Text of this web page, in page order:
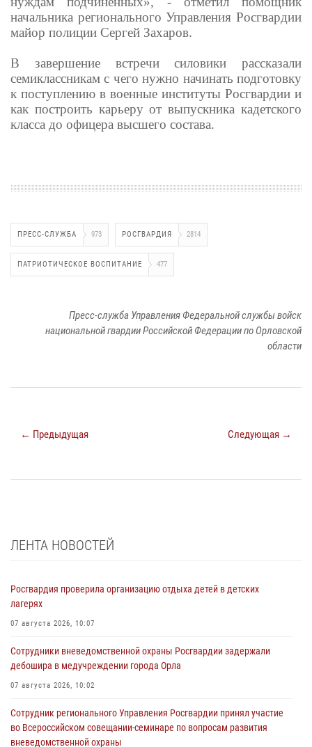
начальника регионального Управления Росгвардии
майор полиции Сергей Захаров.
В завершение встречи силовики рассказали
семиклассникам с чего нужно начинать подготовку
к поступлению в военные институты Росгвардии и
как построить карьеру от выпускника кадетского
класса до офицера высшего состава.
ПРЕСС-СЛУЖБА 973 РОСГВАРДИЯ 2814
ПАТРИОТИЧЕСКОЕ ВОСПИТАНИЕ 477
Пресс-служба Управления Федеральной службы войск
национальной гвардии Российской Федерации по Орловской
области
← Предыдущая Следующая →
ЛЕНТА НОВОСТЕЙ
Росгвардия проверила организацию отдыха детей в детских
лагерях
07 августа 2026, 10:07
Сотрудники вневедомственной охраны Росгвардии задержали
дебошира в медучреждении города Орла
07 августа 2026, 10:02
Сотрудник регионального Управления Росгвардии принял участие
во Всероссийском совещании-семинаре по вопросам развития
вневедомственной охраны